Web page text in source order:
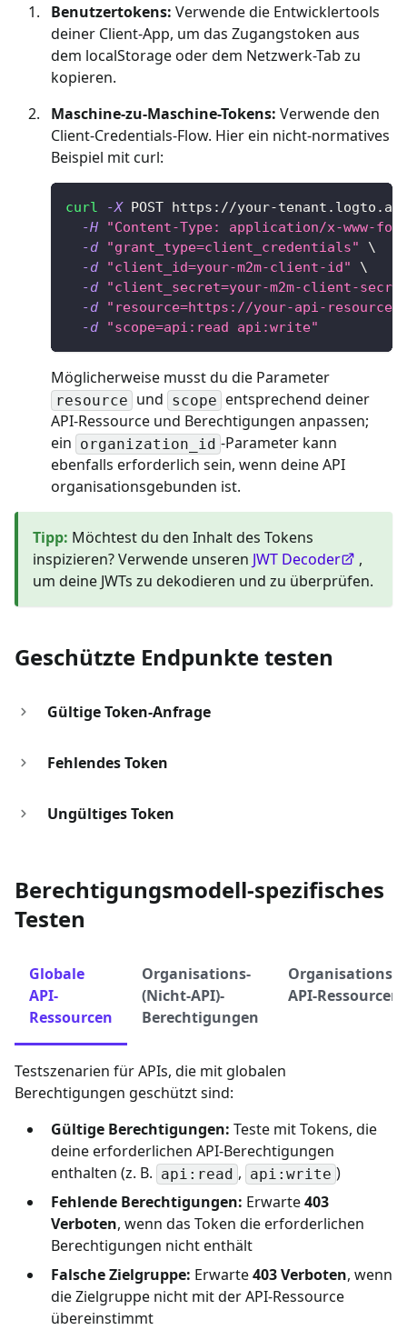
Benutzertokens: Verwende die Entwicklertools
deiner Client-App, um das Zugangstoken aus
dem localStorage oder dem Netzwerk-Tab zu
kopieren.
Maschine-zu-Maschine-Tokens: Verwende den
Client-Credentials-Flow. Hier ein nicht-normatives
Beispiel mit curl:
curl -X POST https://your-
-H
"Content-Type: application/x-www-
-d
"grant_type=client_credentials"
\
-d
"client_id=your-m2m-client-id"
\
-d
"client_secret=your-m2m-client-
-d
"resource=https://your-api-
-d
"scope=api:read api:write"
Möglicherweise musst du die Parameter
resource und scope entsprechend deiner
API-Ressource und Berechtigungen anpassen;
ein organization_id -Parameter kann
ebenfalls erforderlich sein, wenn deine API
organisationsgebunden ist.
Tipp: Möchtest du den Inhalt des Tokens
inspizieren? Verwende unseren JWT Decoder
,
um deine JWTs zu dekodieren und zu überprüfen.
Geschützte Endpunkte testen
Gültige Token-Anfrage
Fehlendes Token
Ungültiges Token
Berechtigungsmodell-spezifisches
Testen
Globale
API-
Ressourcen
Organisations-
(Nicht-API)-
Berechtigungen
API-Ressourcen
Testszenarien für APIs, die mit globalen
Berechtigungen geschützt sind:
Gültige Berechtigungen: Teste mit Tokens, die
deine erforderlichen API-Berechtigungen
enthalten (z. B. api:read , api:write )
Fehlende Berechtigungen: Erwarte403
Verboten, wenn das Token die erforderlichen
Berechtigungen nicht enthält
Falsche Zielgruppe: Erwarte403 Verboten, wenn
die Zielgruppe nicht mit der API-Ressource
übereinstimmt